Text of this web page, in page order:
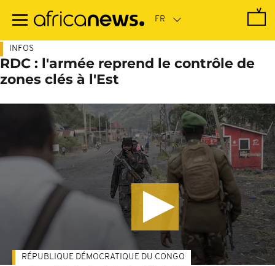
contenu
INFOS
RDC : l'armée reprend le contrôle de
zones clés à l'Est
RÉPUBLIQUE DÉMOCRATIQUE DU CONGO